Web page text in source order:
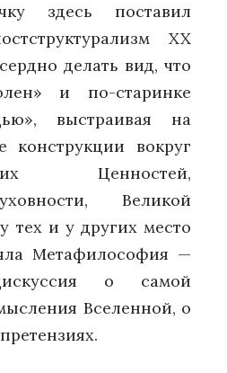
здесь поставил
XX
делать вид, что
и по-старинке
выстраивая на
конструкции вокруг
Ценностей,
Великой
тех и у других место
Метафилософия —
о самой
Вселенной, о